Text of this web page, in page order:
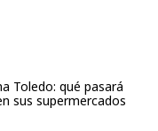
Toledo: qué pasará
sus supermercados